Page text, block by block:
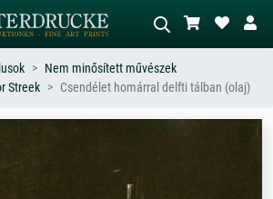
Írja le a jelenetet – pl. zöld rét, sok
Nem minősített művészek
Streek
Csendélet homárral delfti tálban (olaj)